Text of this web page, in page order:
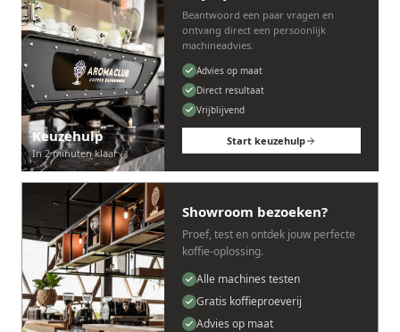
Keuzehulp
In 2 minuten klaar
Beantwoord een paar vragen en
ontvang direct een persoonlijk
machineadvies.
Advies op maat
Direct resultaat
Vrijblijvend
Start keuzehulp
Showroom bezoeken?
Proef, test en ontdek jouw perfecte
koffie-oplossing.
Alle machines testen
Gratis koffieproeverij
Advies op maat